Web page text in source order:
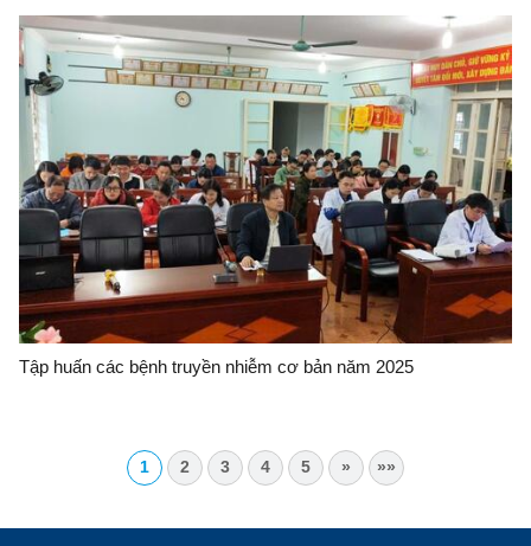
Tập huấn các bệnh truyền nhiễm cơ bản năm 2025
1 2 3 4 5 » »»